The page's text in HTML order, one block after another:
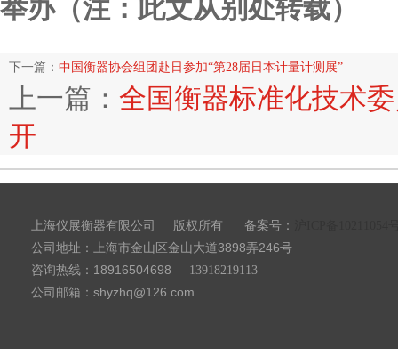
举办（注：此文从别处转载）
下一篇： 中国衡器协会组团赴日参加“第28届日本计量计测展”
上一篇： 全国衡器标准化技术
开
上海仪展衡器有限公司 版权所有 备案号：
公司地址：上海市金山区金山大道3898弄246号
咨询热线：18916504698
13918219113
公司邮箱：shyzhq@126.com